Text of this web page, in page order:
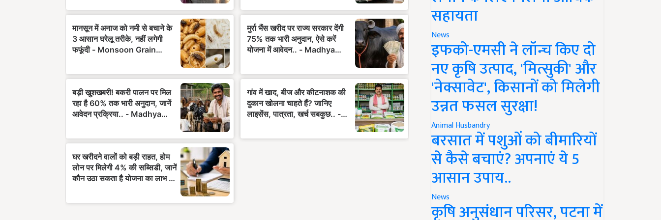
सहायता
News
इफको-एमसी ने लॉन्च किए दो
नए कृषि उत्पाद, 'मित्सुकी' और
'नेक्सावेट', किसानों को मिलेगी
उन्नत फसल सुरक्षा!
Animal Husbandry
बरसात में पशुओं को बीमारियों
से कैसे बचाएं? अपनाएं ये 5
आसान उपाय..
News
कृषि अनुसंधान परिसर, पटना में